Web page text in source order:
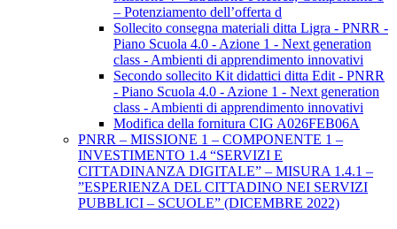
– Potenziamento dell’offerta d
Sollecito consegna materiali ditta Ligra - PNRR -
Piano Scuola 4.0 - Azione 1 - Next generation
class - Ambienti di apprendimento innovativi
Secondo sollecito Kit didattici ditta Edit - PNRR
- Piano Scuola 4.0 - Azione 1 - Next generation
class - Ambienti di apprendimento innovativi
Modifica della fornitura CIG A026FEB06A
PNRR – MISSIONE 1 – COMPONENTE 1 –
INVESTIMENTO 1.4 “SERVIZI E
CITTADINANZA DIGITALE” – MISURA 1.4.1 –
”ESPERIENZA DEL CITTADINO NEI SERVIZI
PUBBLICI – SCUOLE” (DICEMBRE 2022)